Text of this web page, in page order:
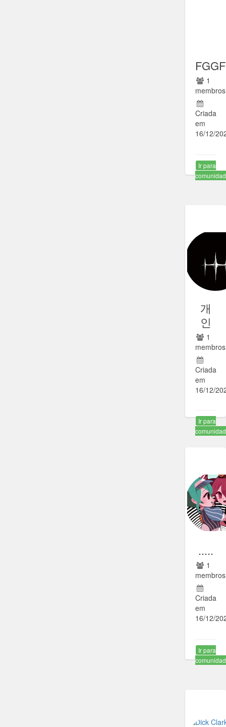
1
membros
Criada
em
16/12/
Ir para
개
인
1
membros
Criada
em
16/12/
Ir para
.....
1
membros
Criada
em
16/12/
Ir para